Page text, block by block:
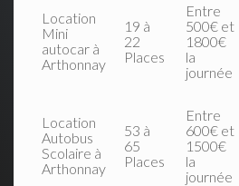
Location
Mini
autocar à
Arthonnay
19 à
22
Places
Entre
500€ et
1800€
la
journée
Location
Autobus
Scolaire à
Arthonnay
53 à
65
Places
Entre
600€ et
1500€
la
journée